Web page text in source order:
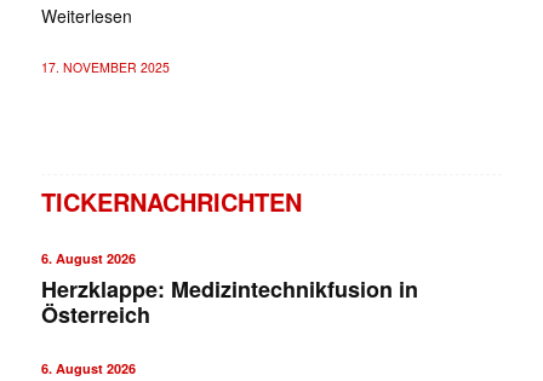
Weiterlesen
17. NOVEMBER 2025
TICKERNACHRICHTEN
6. August 2026
Herzklappe: Medizintechnikfusion in
Österreich
6. August 2026